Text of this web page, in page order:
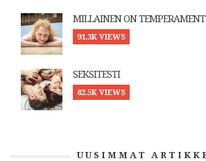
MILLAINEN ON
91.3K VIEWS
SEKSITESTI
82.5K VIEWS
UUSIMMAT